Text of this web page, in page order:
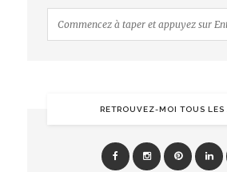
RETROUVEZ-MOI TOUS LES